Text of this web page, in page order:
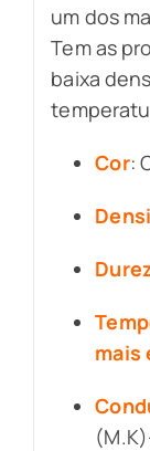
um dos
Tem as
baixa
Cor:
mais